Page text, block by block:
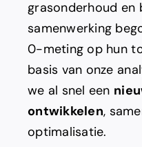
grasonderhoud en
samenwerking
0-meting op hun
basis van onze
we al snel een
ontwikkelen,
optimalisatie.